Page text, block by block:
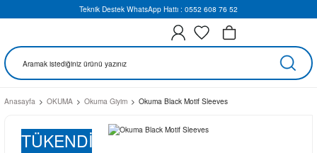
Teknik Destek WhatsApp Hattı : 0552 608 76 52
Anasayfa OKUMA Okuma Giyim Okuma Black Motif Sleeves
TÜKENDİ